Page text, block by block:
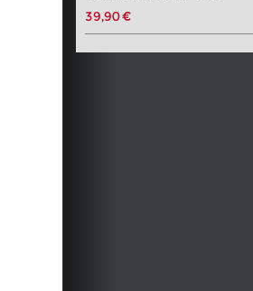
39,90 €